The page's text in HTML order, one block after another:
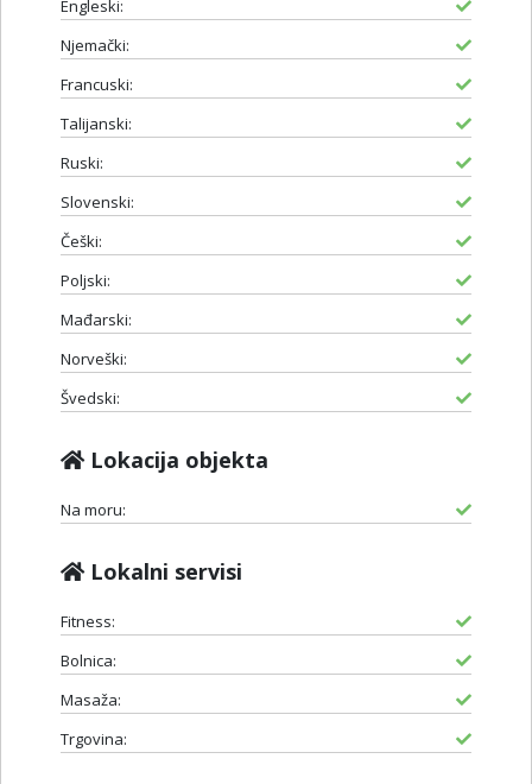
Engleski:
Njemački:
Francuski:
Talijanski:
Ruski:
Slovenski:
Češki:
Poljski:
Mađarski:
Norveški:
Švedski:
Lokacija objekta
Na moru:
Lokalni servisi
Fitness:
Bolnica:
Masaža:
Trgovina: